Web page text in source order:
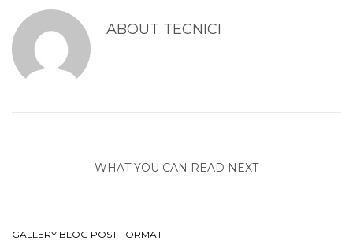
ABOUT TECNICI
WHAT YOU CAN READ NEXT
GALLERY BLOG POST FORMAT